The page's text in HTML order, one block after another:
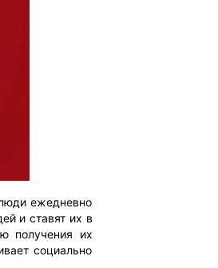
ежедневно
и ставят их в
получения их
социально